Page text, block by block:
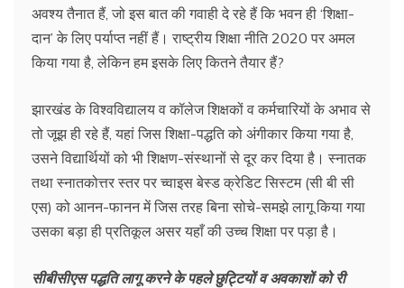
अवश्य तैनात हैं, जो इस बात की गवाही दे रहे हैं कि भवन ही ‘शिक्षा-
दान’ के लिए पर्याप्त नहीं हैं। राष्ट्रीय शिक्षा नीति 2020 पर अमल
किया गया है, लेकिन हम इसके लिए कितने तैयार हैं?
झारखंड के विश्वविद्यालय व कॉलेज शिक्षकों व कर्मचारियों के अभाव से
तो जूझ ही रहे हैं, यहां जिस शिक्षा-पद्धति को अंगीकार किया गया है,
उसने विद्यार्थियों को भी शिक्षण-संस्थानों से दूर कर दिया है। स्नातक
तथा स्नातकोत्तर स्तर पर च्वाइस बेस्ड क्रेडिट सिस्टम (सी बी सी
एस) को आनन-फानन में जिस तरह बिना सोचे-समझे लागू किया गया
उसका बड़ा ही प्रतिकूल असर यहाँ की उच्च शिक्षा पर पड़ा है।
सीबीसीएस पद्धति लागू करने के पहले छुट्टियों व अवकाशों को री